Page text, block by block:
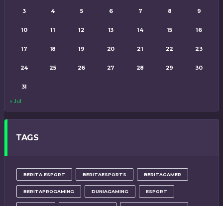
3 4 5 6 7 8 9
10 11 12 13 14 15 16
17 18 19 20 21 22 23
24 25 26 27 28 29 30
31
« Jul
TAGS
BERITA ESPORT BERITAESPORTS BERITAGAMER
BERITAPROGAMING DUNIAGAMING ESPORT